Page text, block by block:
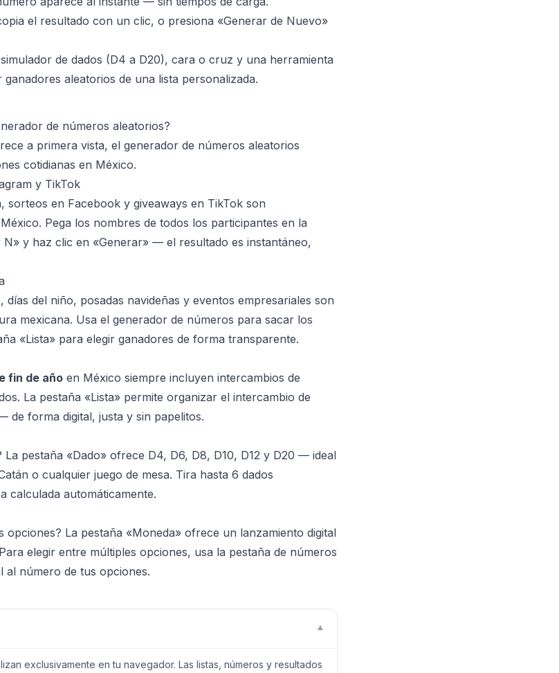
el resultado con un clic, o presiona «Generar de Nuevo»
de dados (D4 a D20), cara o cruz y una herramienta
aleatorios de una lista personalizada.
de números aleatorios?
a primera vista, el generador de números aleatorios
cotidianas en México.
y TikTok
sorteos en Facebook y giveaways en TikTok son
Pega los nombres de todos los participantes en la
N» y haz clic en «Generar» — el resultado es instantáneo,
días del niño, posadas navideñas y eventos empresariales son
mexicana. Usa el generador de números para sacar los
«Lista» para elegir ganadores de forma transparente.
fin de año en México siempre incluyen intercambios de
La pestaña «Lista» permite organizar el intercambio de
de forma digital, justa y sin papelitos.
La pestaña «Dado» ofrece D4, D6, D8, D10, D12 y D20 — ideal
o cualquier juego de mesa. Tira hasta 6 dados
calculada automáticamente.
opciones? La pestaña «Moneda» ofrece un lanzamiento digital
elegir entre múltiples opciones, usa la pestaña de números
al número de tus opciones.
▾
exclusivamente en tu navegador. Las listas, números y resultados